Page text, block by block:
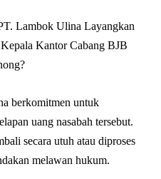
berkomitmen untuk
uang nasabah tersebut.
secara utuh atau diproses
melawan hukum.